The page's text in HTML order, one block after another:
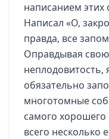
написанием этих
Написал «О,
правда, все
Оправдывая
обязательно
многотомные
самого хорошего
всего несколько